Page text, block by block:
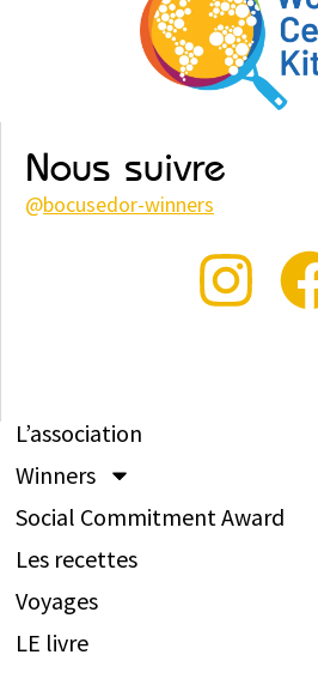
Nous suivre
@bocusedor-winners
L’association
Winners
Social Commitment Award
Les recettes
Voyages
LE livre